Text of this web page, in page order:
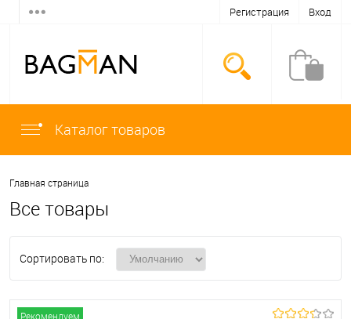
Регистрация Вход
Каталог товаров
Главная страница
Все товары
Сортировать по:
Рекомендуем